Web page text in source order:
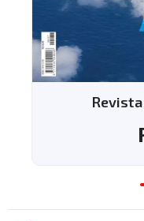
Revista